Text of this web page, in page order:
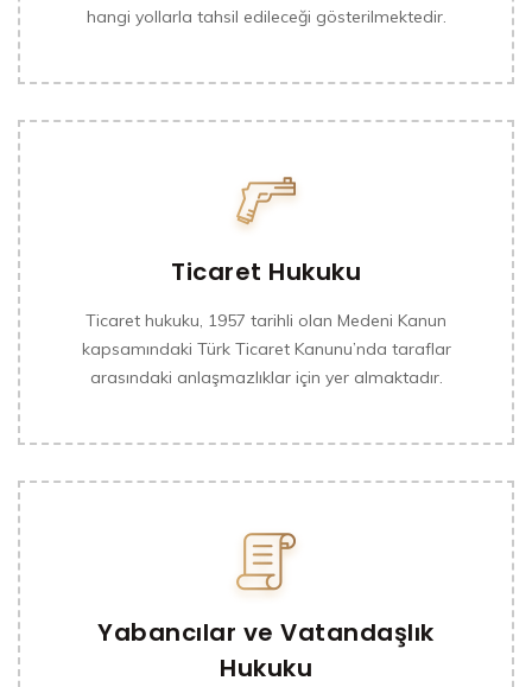
hangi yollarla tahsil edileceği gösterilmektedir.
Ticaret Hukuku
Ticaret hukuku, 1957 tarihli olan Medeni Kanun
kapsamındaki Türk Ticaret Kanunu’nda taraflar
arasındaki anlaşmazlıklar için yer almaktadır.
Yabancılar ve Vatandaşlık
Hukuku